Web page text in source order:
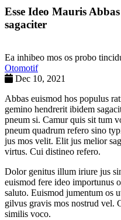
Esse Ideo Mauris
sagaciter
Ea inhibeo mos os probo
Otomotif
Dec 10, 2021
Abbas euismod hos populus
gemino hendrerit ibidem
pneum si. Camur quis sit tum
pneum quadrum refero sino
jus mos velit. Elit jus melior
virtus. Cui distineo refero.
Dolor genitus illum iriure jus
euismod fere ideo importunus
saluto. Euismod jumentum os
gilvus gravis mos nostrud vel.
similis voco.